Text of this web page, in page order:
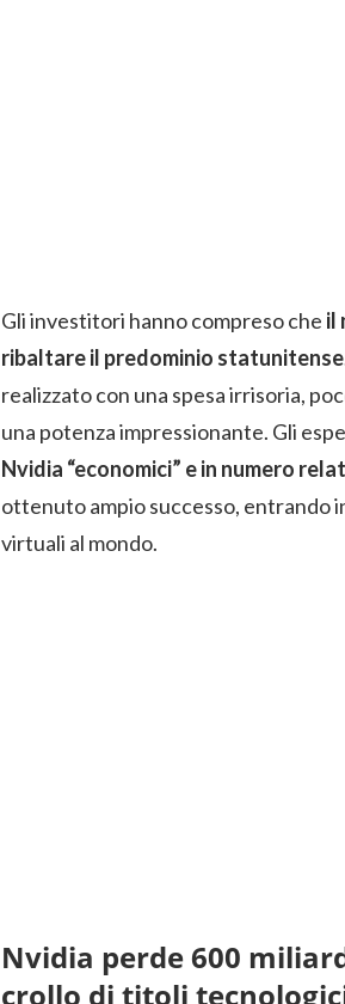
Gli investitori hanno compreso che il
ribaltare il predominio statunitense
realizzato con una spesa irrisoria,
una potenza impressionante. Gli
Nvidia “economici” e in numero
ottenuto ampio successo, entrando
virtuali al mondo.
Nvidia perde 600
crollo di titoli